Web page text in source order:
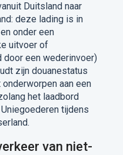
Duitsland naar
deze lading is in
onder een
uitvoer of
door een wederinvoer)
zijn douanestatus
aan een
het laadbord
goederen tijdens
van niet-